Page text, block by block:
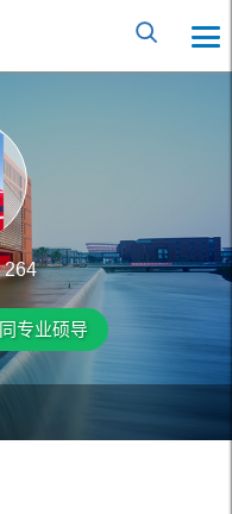
264
同专业硕导